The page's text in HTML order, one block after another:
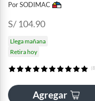
Por SODIMAC
S/ 104.90
Llega mañana
Retira hoy
Agregar